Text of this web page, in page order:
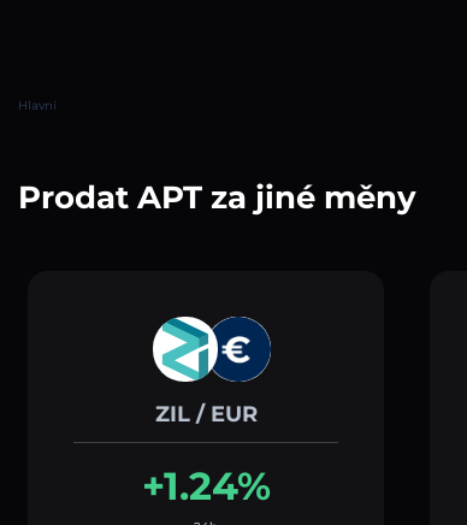
Hlavní
Prodat APT za jiné měny
ZIL / EUR
+1.24%